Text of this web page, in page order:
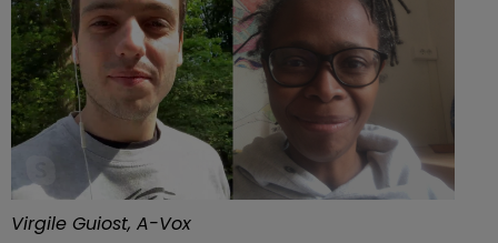
Virgile Guiost, A-Vox